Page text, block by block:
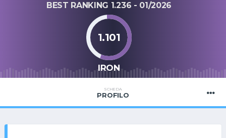
BEST RANKING 1.236 - 01/2026
1.101
IRON
SCHEDA
PROFILO